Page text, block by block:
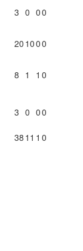
3 0 00
20 1000
8 1 1 0
3 0 00
38 11 1 0